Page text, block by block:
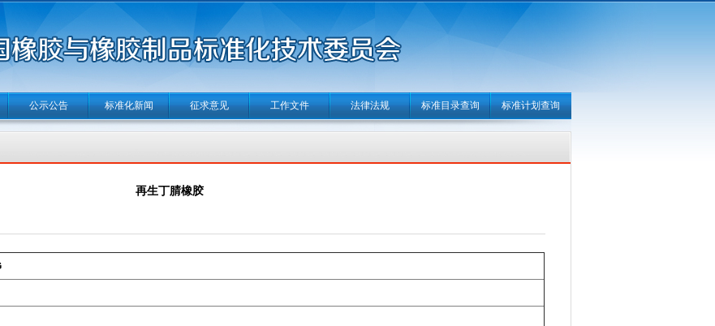
公示公告 标准化新闻 征求意见 工作文件 法律法规 标准目录查询 标准计划查询
再生丁腈橡胶